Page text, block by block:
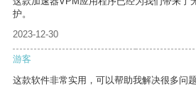
护。
2023-12-30
游客
这款软件非常实用，可以帮助我解决很多问题